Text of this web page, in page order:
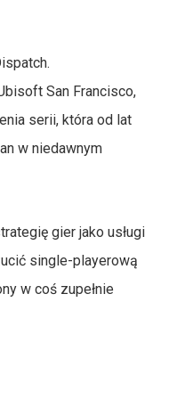
San Francisco,
serii, która od lat
w niedawnym
gier jako usługi
single-playerową
w coś zupełnie